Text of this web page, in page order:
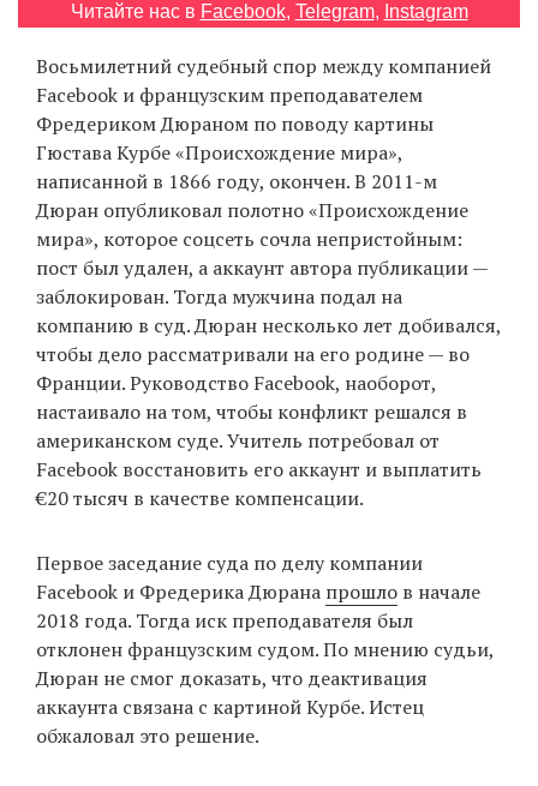
EN
UA
Читайте нас в Facebook, Telegram, Instagram
Восьмилетний судебный спор между компанией
Facebook и французским преподавателем
Фредериком Дюраном по поводу картины
Гюстава Курбе «Происхождение мира»,
написанной в 1866 году, окончен. В 2011-м
Дюран опубликовал полотно «Происхождение
мира», которое соцсеть сочла непристойным:
пост был удален, а аккаунт автора публикации —
заблокирован. Тогда мужчина подал на
компанию в суд. Дюран несколько лет добивался,
чтобы дело рассматривали на его родине — во
Франции. Руководство Facebook, наоборот,
настаивало на том, чтобы конфликт решался в
американском суде. Учитель потребовал от
Facebook восстановить его аккаунт и выплатить
€20 тысяч в качестве компенсации.
Первое заседание суда по делу компании
Facebook и Фредерика Дюрана прошло в начале
2018 года. Тогда иск преподавателя был
отклонен французским судом. По мнению судьи,
Дюран не смог доказать, что деактивация
аккаунта связана с картиной Курбе. Истец
обжаловал это решение.